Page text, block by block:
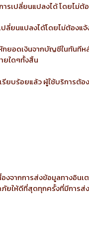
เปลี่ยนแปลงได้ โดยไม่ต้
ลี่ยนแปลงได้โดยไม่ต้องแจ้
ยอดเงินจากบัญชีในทันทีห
ยใดๆทั้งสิ้น
เรียบร้อยแล้ว ผู้ใช้บริการ
จากการส่งข้อมูลทางอินเ
ยให้ดีที่สุดทุกครั้งที่มีการส่